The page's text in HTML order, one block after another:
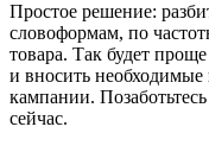
Простое решение:
словоформам, по
товара. Так будет
и вносить необходимые
кампании.
сейчас.